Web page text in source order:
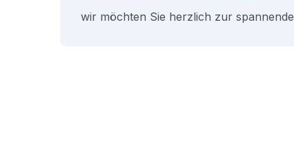
wir möchten Sie herzlich zur